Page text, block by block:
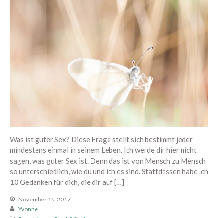
Mai 2021
April 2021
März 2021
Februar 2021
Januar 2021
Dezember 2020
November 2020
Oktober 2020
September 2020
August 2020
Juli 2020
Juni 2020
Mai 2020
Was ist guter Sex? Diese Frage stellt sich bestimmt jeder
mindestens einmal in seinem Leben. Ich werde dir hier nicht
sagen, was guter Sex ist. Denn das ist von Mensch zu Mensch
so unterschiedlich, wie du und ich es sind. Stattdessen habe ich
10 Gedanken für dich, die dir auf […]
November 19, 2017
Yvonne